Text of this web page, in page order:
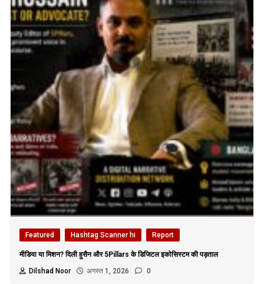
Featured Hashtag Scanner hi Report
मीडिया या मिशन? दिली हुसैन और 5Pillars के डिजिटल इकोसिस्टम की पड़ताल
Dilshad Noor
अगस्त 1, 2026 0